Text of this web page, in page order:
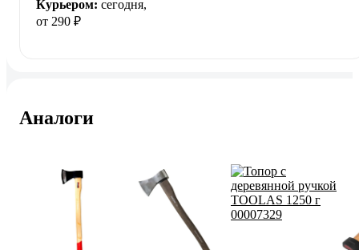
Курьером: сегодня,
от 290 ₽
Аналоги